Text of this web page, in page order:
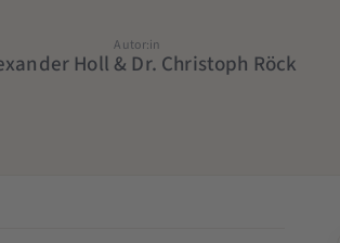
Autor:in
Holl & Dr. Christoph Röck